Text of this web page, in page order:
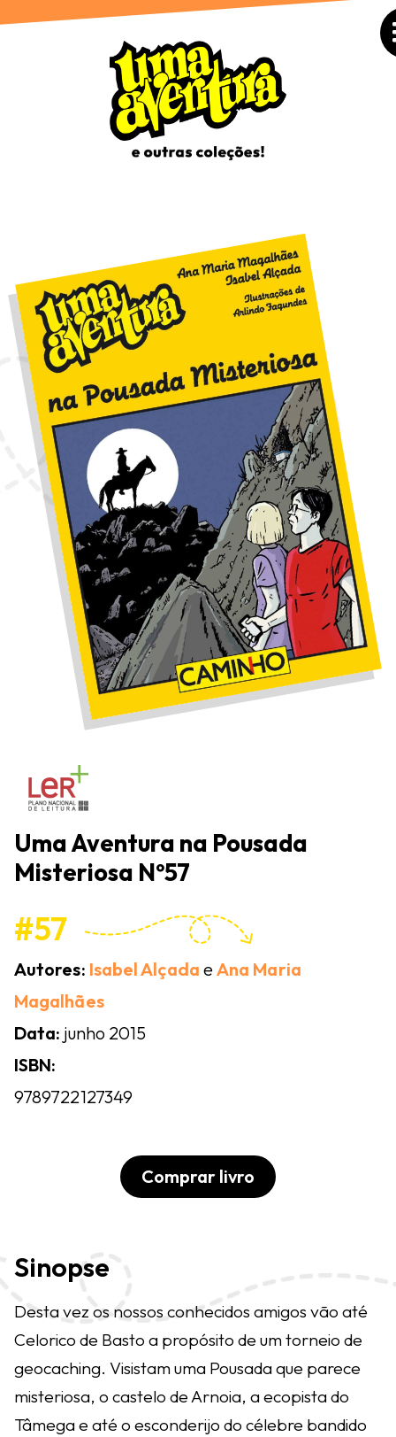
Uma Aventura na Pousada
Misteriosa Nº57
#57
Autores: Isabel Alçada eAna Maria
Magalhães
Data: junho 2015
ISBN:
9789722127349
Comprar livro
Sinopse
Desta vez os nossos conhecidos amigos vão até
Celorico de Basto a propósito de um torneio de
geocaching. Visistam uma Pousada que parece
misteriosa, o castelo de Arnoia, a ecopista do
Tâmega e até o esconderijo do célebre bandido